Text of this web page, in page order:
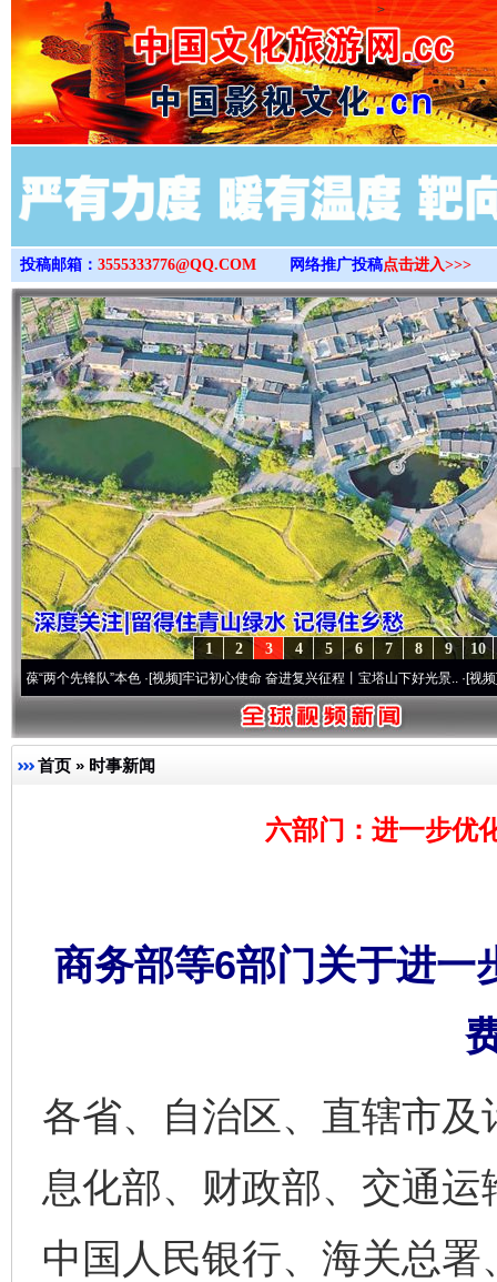
>
投稿邮箱： 3555333776@QQ.COM 网络推广投稿点击进入>>>
10
9
8
7
6
5
4
3
2
1
先锋队”本色·[视频]牢记初心使命 奋进复兴征程丨宝塔山下好光景..·[视频]因党而生
首页 » 时事新闻
六部门：进一步优
商务部等6部门关于进一
各省、自治区、直辖市
息化部、财政部、交通
中国人民银行、海关总